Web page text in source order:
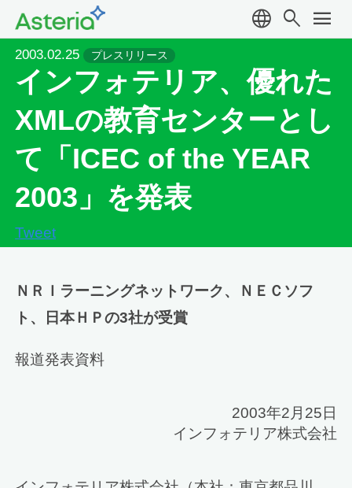
language search menu
2003.02.25 プレスリリース
インフォテリア、優れた
XMLの教育センターとし
て「ICEC of the YEAR
2003」を発表
Tweet
ＮＲＩラーニングネットワーク、ＮＥＣソフ
ト、日本ＨＰの3社が受賞
報道発表資料
2003年2月25日
インフォテリア株式会社